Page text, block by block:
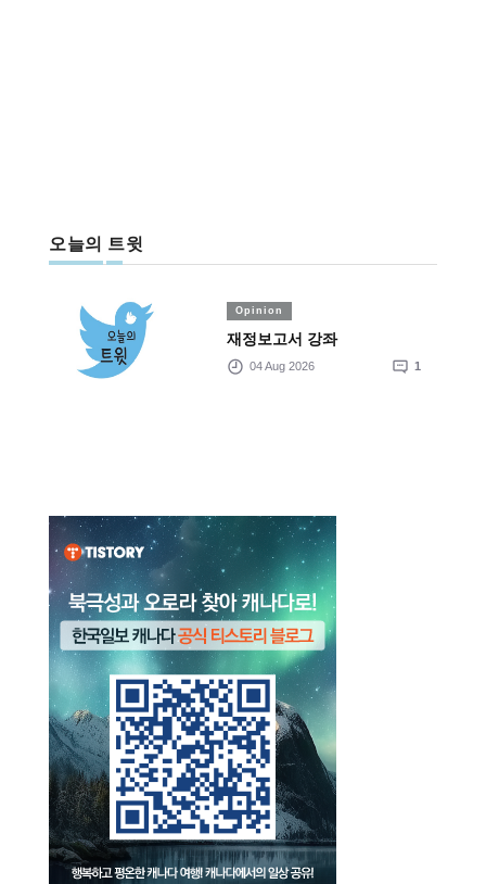
오늘의 트윗
Opinion
재정보고서 강좌
04 Aug 2026 1